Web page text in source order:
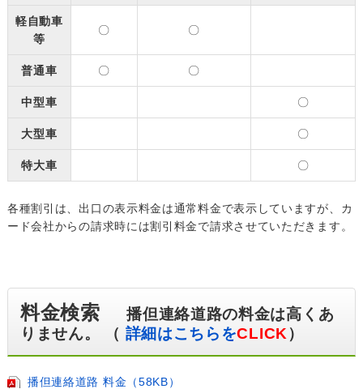
軽自動車
等
〇 〇
普通車 〇 〇
中型車 〇
大型車 〇
特大車 〇
各種割引は、出口の表示料金は通常料金で表示していますが、カ
ード会社からの請求時には割引料金で請求させていただきます。
料金検索播但連絡道路の料金は高くあ
りません。 （ 詳細はこちらをCLICK ）
播但連絡道路 料金（58KB）